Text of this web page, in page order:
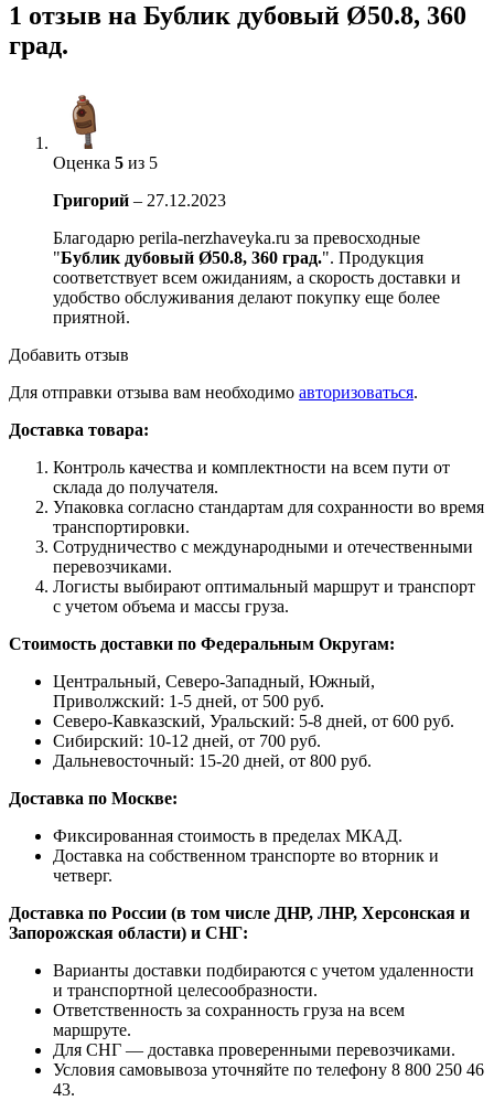
1 отзыв на Бублик дубовый Ø50.8, 360
град.
Оценка 5 из 5
Григорий – 27.12.2023
Благодарю perila-nerzhaveyka.ru за превосходные
"Бублик дубовый Ø50.8, 360 град.". Продукция
соответствует всем ожиданиям, а скорость доставки и
удобство обслуживания делают покупку еще более
приятной.
Добавить отзыв
Для отправки отзыва вам необходимо авторизоваться.
Доставка товара:
Контроль качества и комплектности на всем пути от
склада до получателя.
Упаковка согласно стандартам для сохранности во время
транспортировки.
Сотрудничество с международными и отечественными
перевозчиками.
Логисты выбирают оптимальный маршрут и транспорт
с учетом объема и массы груза.
Стоимость доставки по Федеральным Округам:
Центральный, Северо-Западный, Южный,
Приволжский: 1-5 дней, от 500 руб.
Северо-Кавказский, Уральский: 5-8 дней, от 600 руб.
Сибирский: 10-12 дней, от 700 руб.
Дальневосточный: 15-20 дней, от 800 руб.
Доставка по Москве:
Фиксированная стоимость в пределах МКАД.
Доставка на собственном транспорте во вторник и
четверг.
Доставка по России (в том числе ДНР, ЛНР, Херсонская и
Запорожская области) и СНГ:
Варианты доставки подбираются с учетом удаленности
и транспортной целесообразности.
Ответственность за сохранность груза на всем
маршруте.
Для СНГ — доставка проверенными перевозчиками.
Условия самовывоза уточняйте по телефону 8 800 250 46
43.